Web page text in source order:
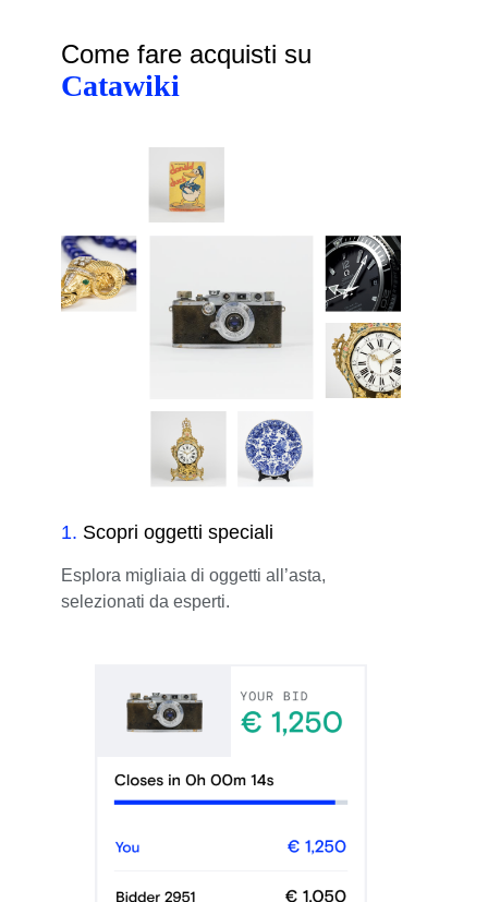
Come fare acquisti su
Catawiki
1. Scopri oggetti speciali
Esplora migliaia di oggetti all’asta,
selezionati da esperti.